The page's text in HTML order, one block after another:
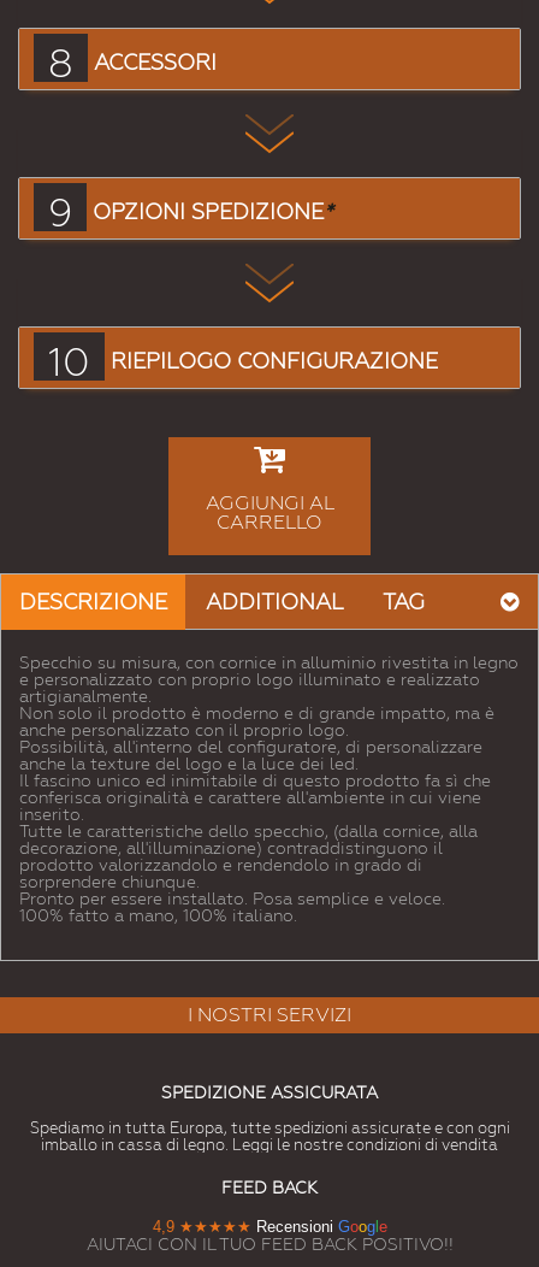
8 ACCESSORI
9 OPZIONI SPEDIZIONE*
10 RIEPILOGO CONFIGURAZIONE
AGGIUNGI AL
CARRELLO
DESCRIZIONE ADDITIONAL TAG
Specchio su misura, con cornice in alluminio rivestita in legno
e personalizzato con proprio logo illuminato e realizzato
artigianalmente.
Non solo il prodotto è moderno e di grande impatto, ma è
anche personalizzato con il proprio logo.
Possibilità, all'interno del configuratore, di personalizzare
anche la texture del logo e la luce dei led.
Il fascino unico ed inimitabile di questo prodotto fa sì che
conferisca originalità e carattere all'ambiente in cui viene
inserito.
Tutte le caratteristiche dello specchio, (dalla cornice, alla
decorazione, all'illuminazione) contraddistinguono il
prodotto valorizzandolo e rendendolo in grado di
sorprendere chiunque.
Pronto per essere installato. Posa semplice e veloce.
100% fatto a mano, 100% italiano.
I NOSTRI SERVIZI
SPEDIZIONE ASSICURATA
Spediamo in tutta Europa, tutte spedizioni assicurate e con ogni
imballo in cassa di legno. Leggi le nostre condizioni di vendita
FEED BACK
4,9 ★★★★★ Recensioni Google
AIUTACI CON IL TUO FEED BACK POSITIVO!!